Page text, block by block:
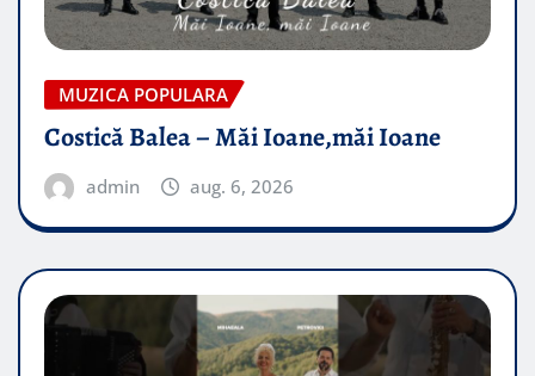
MUZICA POPULARA
Costică Balea – Măi Ioane,măi Ioane
admin aug. 6, 2026